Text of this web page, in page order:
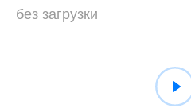
без загрузки